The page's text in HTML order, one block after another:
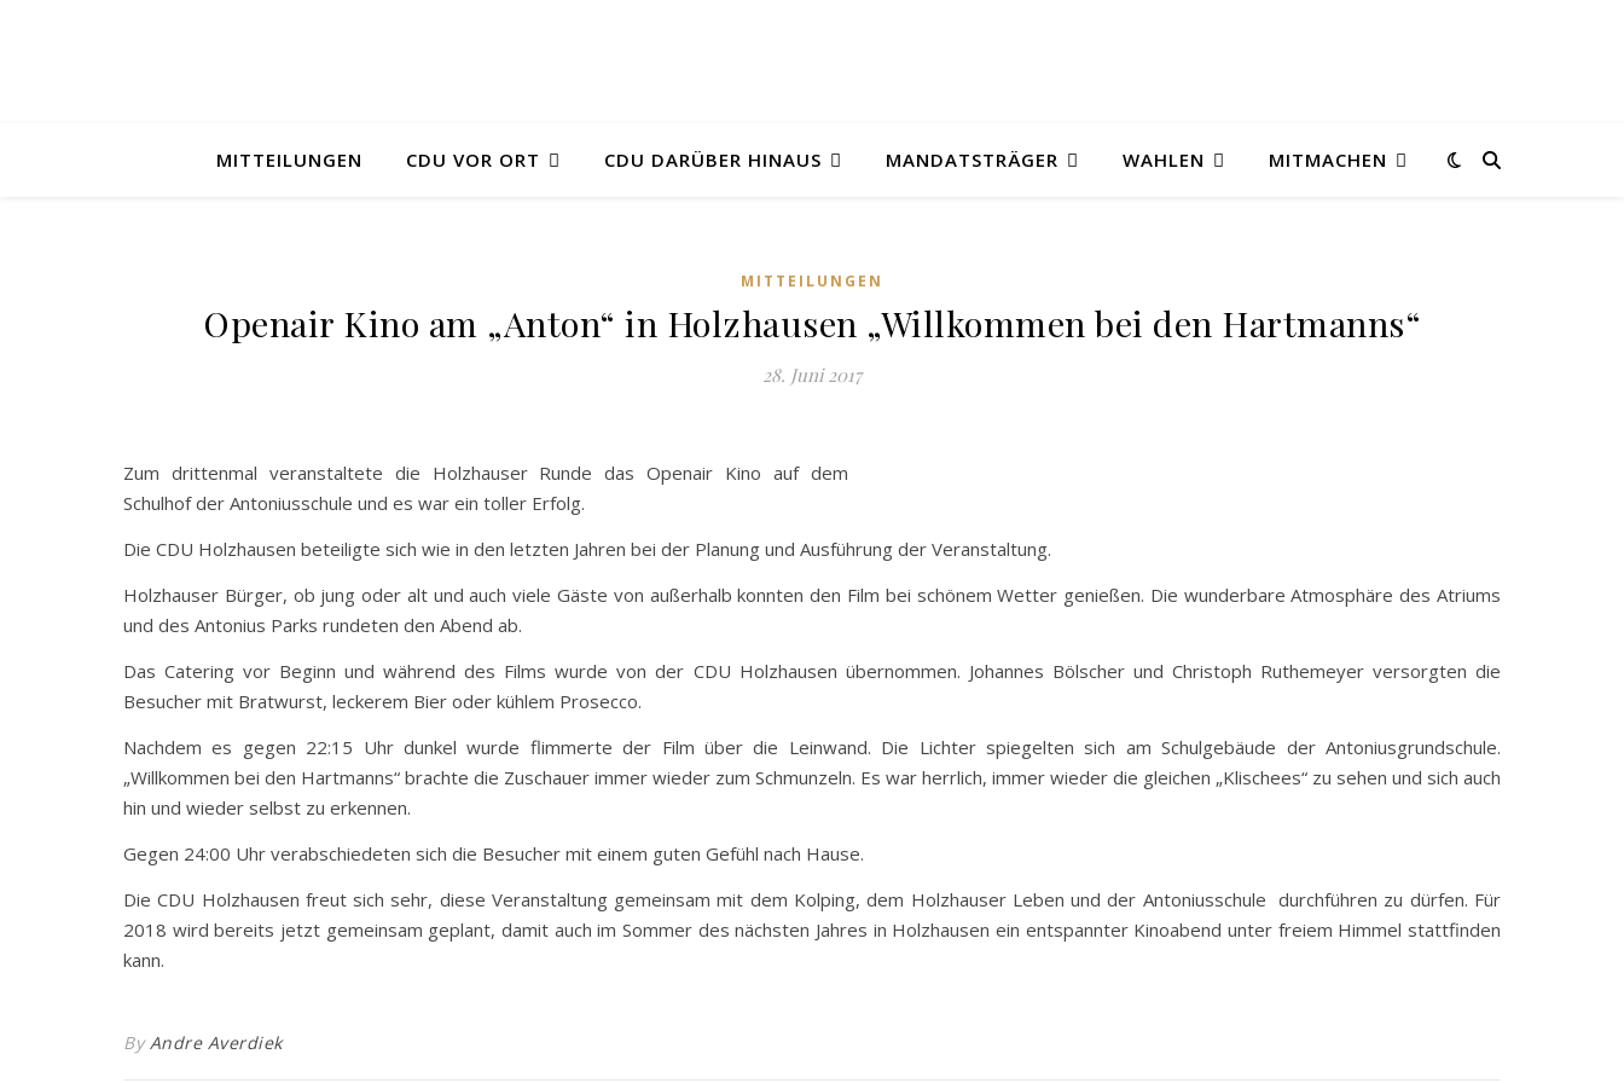
MITTEILUNGEN CDU VOR ORT CDU DARÜBER HINAUS MANDATSTRÄGER WAHLEN MITMACHEN
MITTEILUNGEN
Openair Kino am „Anton“ in Holzhausen „Willkommen bei den Hartmanns“
28. Juni 2017
Zum drittenmal veranstaltete die Holzhauser Runde das Openair Kino auf dem
Schulhof der Antoniusschule und es war ein toller Erfolg.
Die CDU Holzhausen beteiligte sich wie in den letzten Jahren bei der Planung und Ausführung der Veranstaltung.
Holzhauser Bürger, ob jung oder alt und auch viele Gäste von außerhalb konnten den Film bei schönem Wetter genießen. Die wunderbare Atmosphäre des Atriums
und des Antonius Parks rundeten den Abend ab.
Das Catering vor Beginn und während des Films wurde von der CDU Holzhausen übernommen. Johannes Bölscher und Christoph Ruthemeyer versorgten die
Besucher mit Bratwurst, leckerem Bier oder kühlem Prosecco.
Nachdem es gegen 22:15 Uhr dunkel wurde flimmerte der Film über die Leinwand. Die Lichter spiegelten sich am Schulgebäude der Antoniusgrundschule.
„Willkommen bei den Hartmanns“ brachte die Zuschauer immer wieder zum Schmunzeln. Es war herrlich, immer wieder die gleichen „Klischees“ zu sehen und sich auch
hin und wieder selbst zu erkennen.
Gegen 24:00 Uhr verabschiedeten sich die Besucher mit einem guten Gefühl nach Hause.
Die CDU Holzhausen freut sich sehr, diese Veranstaltung gemeinsam mit dem Kolping, dem Holzhauser Leben und der Antoniusschule durchführen zu dürfen. Für
2018 wird bereits jetzt gemeinsam geplant, damit auch im Sommer des nächsten Jahres in Holzhausen ein entspannter Kinoabend unter freiem Himmel stattfinden
kann.
ByAndre Averdiek